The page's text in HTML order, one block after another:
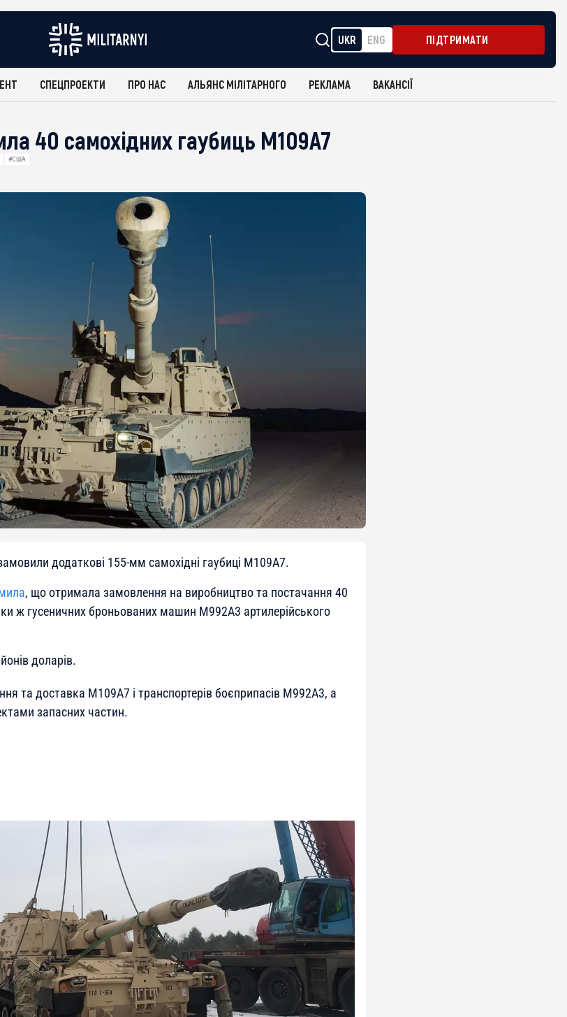
UKR ENG ПІДТРИМАТИ
СПЕЦПРОЕКТИ ПРО НАС АЛЬЯНС МІЛІТАРНОГО РЕКЛАМА ВАКАНСІЇ
40 самохідних гаубиць M109A7
#США
додаткові 155-мм самохідні гаубиці M109A7.
, що отримала замовлення на виробництво та постачання 40
ж гусеничних броньованих машин M992A3 артилерійського
доларів.
та доставка M109A7 і транспортерів боєприпасів M992A3, а
запасних частин.